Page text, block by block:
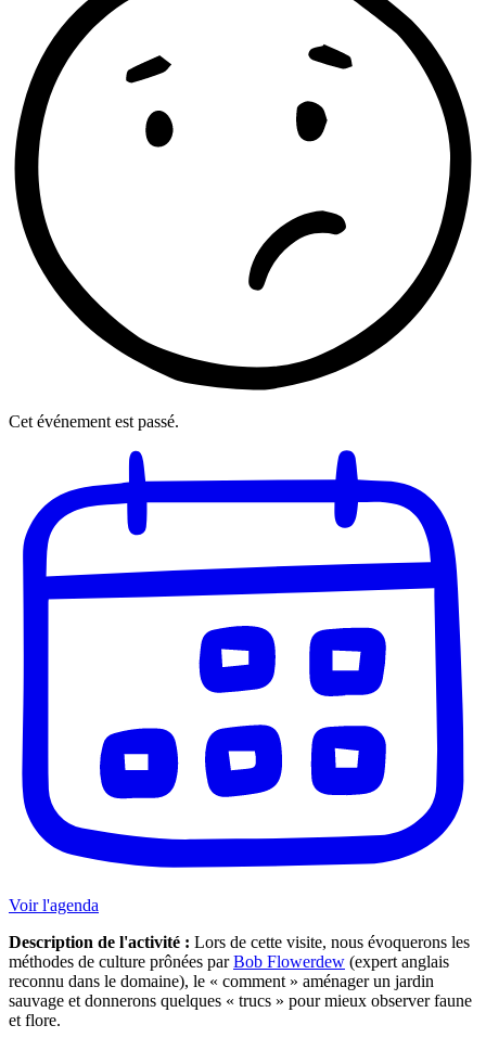
Cet événement est passé.
Voir l'agenda
Description de l'activité : Lors de cette visite, nous évoquerons les
méthodes de culture prônées parBob Flowerdew (expert anglais
reconnu dans le domaine), le « comment » aménager un jardin
sauvage et donnerons quelques « trucs » pour mieux observer faune
et flore.